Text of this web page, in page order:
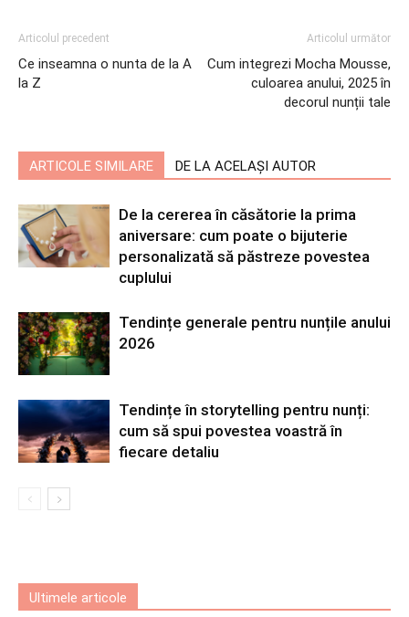
Articolul precedent
Ce inseamna o nunta de la A
la Z
Articolul următor
Cum integrezi Mocha Mousse,
culoarea anului, 2025 în
decorul nunții tale
ARTICOLE SIMILARE DE LA ACELAȘI AUTOR
De la cererea în căsătorie la prima
aniversare: cum poate o bijuterie
personalizată să păstreze povestea
cuplului
Tendințe generale pentru nunțile anului
2026
Tendințe în storytelling pentru nunți:
cum să spui povestea voastră în
fiecare detaliu
Ultimele articole